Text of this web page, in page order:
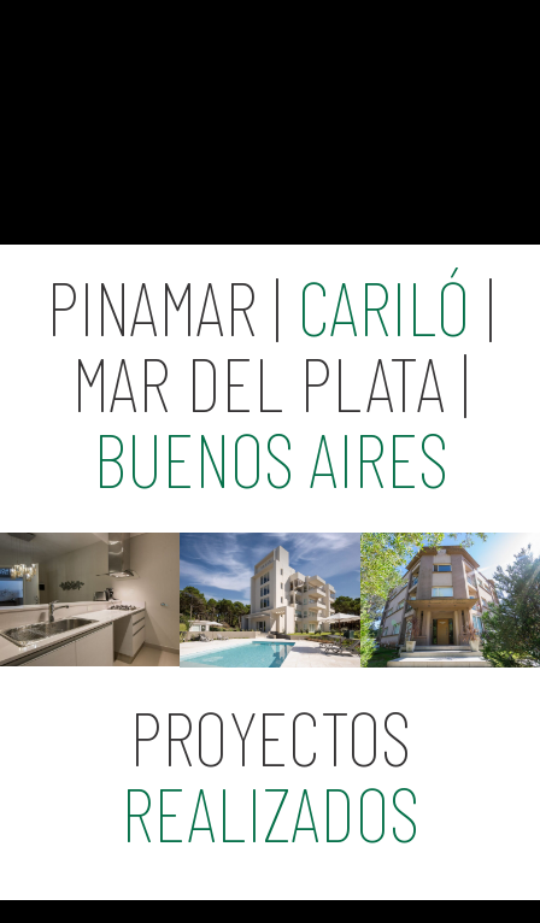
PINAMAR | CARILÓ |
MAR DEL PLATA |
BUENOS AIRES
PROYECTOS
REALIZADOS